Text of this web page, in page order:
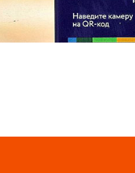
свой мобильный